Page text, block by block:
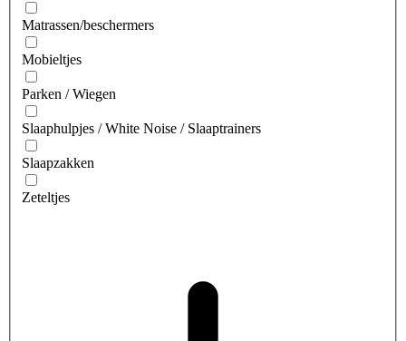
Matrassen/beschermers
Mobieltjes
Parken / Wiegen
Slaaphulpjes / White Noise / Slaaptrainers
Slaapzakken
Zeteltjes